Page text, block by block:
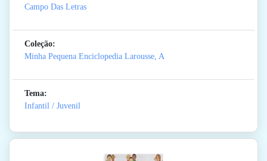
Campo Das Letras
Coleção:
Minha Pequena Enciclopedia Larousse, A
Tema:
Infantil / Juvenil